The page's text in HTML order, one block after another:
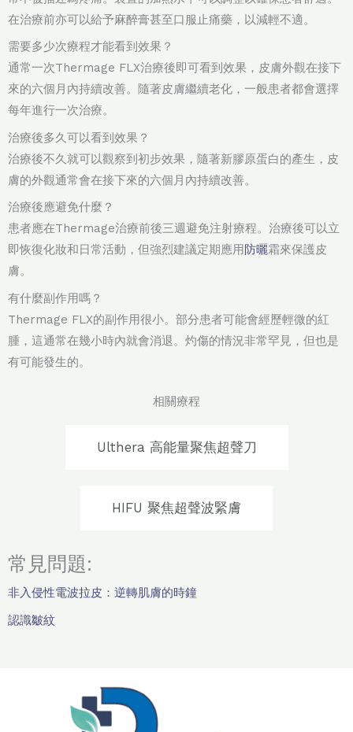
在治療前亦可以給予麻醉膏甚至口服止痛藥，以減輕不適。
需要多少次療程才能看到效果？
通常一次Thermage FLX治療後即可看到效果，皮膚外觀在接下
來的六個月內持續改善。隨著皮膚繼續老化，一般患者都會選擇
每年進行一次治療。
治療後多久可以看到效果？
治療後不久就可以觀察到初步效果，隨著新膠原蛋白的產生，皮
膚的外觀通常會在接下來的六個月內持續改善。
治療後應避免什麼？
患者應在Thermage治療前後三週避免注射療程。治療後可以立
即恢復化妝和日常活動，但強烈建議定期應用防曬霜來保護皮
膚。
有什麼副作用嗎？
Thermage FLX的副作用很小。部分患者可能會經歷輕微的紅
腫，這通常在幾小時內就會消退。灼傷的情況非常罕見，但也是
有可能發生的。
相關療程
Ulthera 高能量聚焦超聲刀
HIFU 聚焦超聲波緊膚
常見問題:
非入侵性電波拉皮：逆轉肌膚的時鐘
認識皺紋